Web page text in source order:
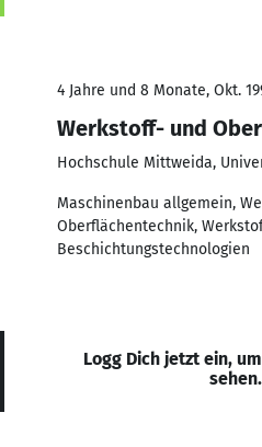
4 Jahre und 8 Monate, Okt.
Werkstoff- und
Hochschule Mittweida,
Maschinenbau allgemein,
Oberflächentechnik,
Beschichtungstechnologien
Logg Dich jetzt ein,
sehen.